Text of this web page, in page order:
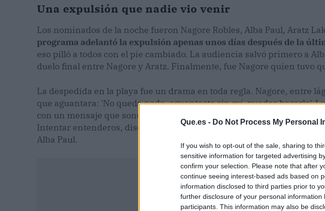
Que.es - Do Not Process My Personal
If you wish to opt-out of the sale, sharing to
sensitive information for targeted advertising
confirm your selection. Please note that after
continue seeing interest-based ads based on
information disclosed to third parties prior to
further disclosure of your personal information
participants. This information may also be
Una expulsión que nadie vio venir
Los nominados de la noche fueron Nagore Robles, Alba Paul, Aratz
programa adelantó la expulsión apenas unos días después de la
eso pilló a todos con el pie cambiado. La audiencia salvó primero a
duelo final entre Nagore y Aratz. Finalmente, fue Nagore quien tuvo
La despedida en la playa fue un drama en toda regla. Nagore, entre
que aguantara: 'No queda nada, aguantaste sin mí, puedes hacerlo'.
con un mensaje que sonó a despedida de final: 'Sois maravillosos, una
Intentar entenderos, discutir pero no paséis de nivel'. Y dejó claro
Alba Paul.